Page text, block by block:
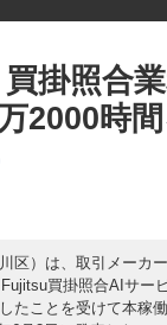
掛照合
2000時
区）は、取引メーカ
買掛照合AIサー
たことを受けて本稼